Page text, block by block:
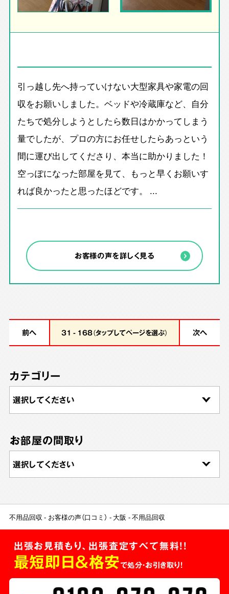
引っ越し先へ持っていけない大型家具や家電の回
収をお願いしました。ベッドや冷蔵庫など、自分
たちで処分しようとしたら数日はかかってしまう
量でしたが、プロの方にお任せしたらあっという
間に運び出してくださり、本当に助かりました！
空っぽになった部屋を見て、もっと早くお願いす
れば良かったと思ったほどです。 ...
お客様の声を詳しく見る
前へ 31 - 168（タップしてページを選ぶ） 次へ
カテゴリー
お部屋の間取り
不用品回収 お客様の声（口コミ） 大阪 不用品回収
出張お見積もり、出張査定すべて無料!!
最短即日＆格安で処分・お引き取り！